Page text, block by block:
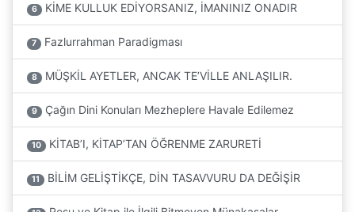
6 KİME KULLUK EDİYORSANIZ, İMANINIZ ONADIR
7 Fazlurrahman Paradigması
8 MÜŞKİL AYETLER, ANCAK TE’VİLLE ANLAŞILIR.
9 Çağın Dini Konuları Mezheplere Havale Edilemez
10 KİTAB’I, KİTAP’TAN ÖĞRENME ZARURETİ
11 BİLİM GELİŞTİKÇE, DİN TASAVVURU DA DEĞİŞİR